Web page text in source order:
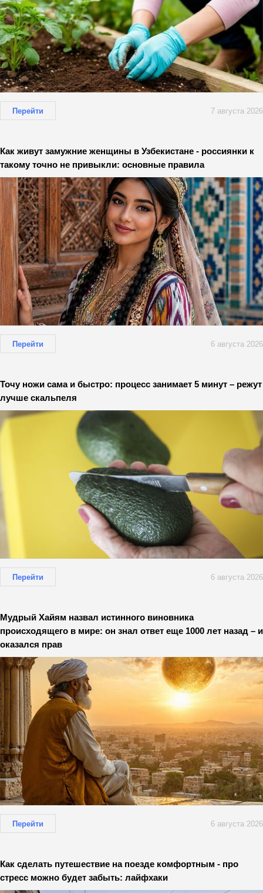
Перейти 7 августа 2026
Как живут замужние женщины в Узбекистане - россиянки к
такому точно не привыкли: основные правила
Перейти 6 августа 2026
Точу ножи сама и быстро: процесс занимает 5 минут – режут
лучше скальпеля
Перейти 6 августа 2026
Мудрый Хайям назвал истинного виновника
происходящего в мире: он знал ответ еще 1000 лет назад – и
оказался прав
Перейти 6 августа 2026
Как сделать путешествие на поезде комфортным - про
стресс можно будет забыть: лайфхаки